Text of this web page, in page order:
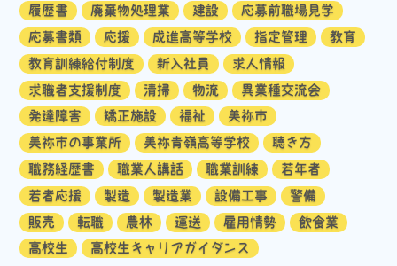
履歴書
廃棄物処理業 建設
応募前職場見学
応募書類
応援 成進高等学校 指定管理
教育
教育訓練給付制度
新入社員
求人情報
求職者支援制度
清掃 物流
異業種交流会
発達障害
矯正施設 福祉
美祢市
美祢市の事業所
美祢青嶺高等学校
聴き方
職務経歴書
職業人講話 職業訓練
若年者
若者応援
製造 製造業 設備工事
警備
販売
転職 農林 運送 雇用情勢
飲食業
高校生
高校生キャリアガイダンス